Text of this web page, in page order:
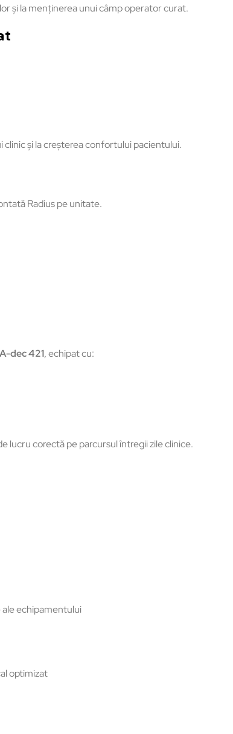
și la menținerea unui câmp operator curat.
și la creșterea confortului pacientului.
Radius pe unitate.
dec 421, echipat cu:
lucru corectă pe parcursul întregii zile clinice.
echipamentului
optimizat